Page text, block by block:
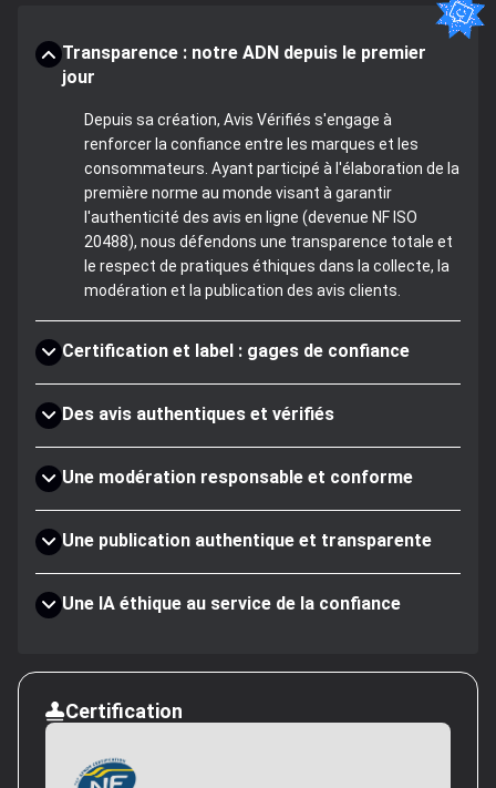
Transparence : notre ADN depuis le premier
jour
Depuis sa création, Avis Vérifiés s'engage à
renforcer la confiance entre les marques et les
consommateurs. Ayant participé à l'élaboration de la
première norme au monde visant à garantir
l'authenticité des avis en ligne (devenue NF ISO
20488), nous défendons une transparence totale et
le respect de pratiques éthiques dans la collecte, la
modération et la publication des avis clients.
Certification et label : gages de confiance
Des avis authentiques et vérifiés
Une modération responsable et conforme
Une publication authentique et transparente
Une IA éthique au service de la confiance
Certification